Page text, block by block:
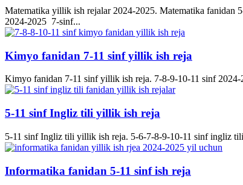
Matematika yillik ish rejalar 2024-2025. Matematika
2024-2025 7-sinf...
Kimyo fanidan 7-11 sinf yillik ish reja
Kimyo fanidan 7-11 sinf yillik ish reja. 7-8-9-10-11 sinf
5-11 sinf Ingliz tili yillik ish reja
5-11 sinf Ingliz tili yillik ish reja. 5-6-7-8-9-10-11 sinf ingliz
Informatika fanidan 5-11 sinf ish reja